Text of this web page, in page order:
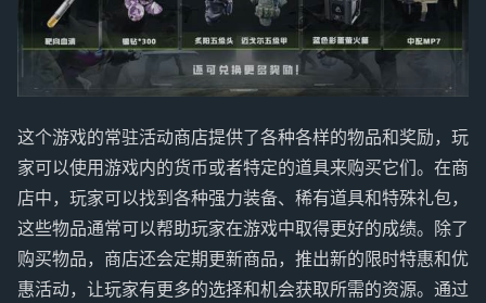
这个游戏的常驻活动商店提供了各种各样的物品和奖励，玩
家可以使用游戏内的货币或者特定的道具来购买它们。在商
店中，玩家可以找到各种强力装备、稀有道具和特殊礼包，
这些物品通常可以帮助玩家在游戏中取得更好的成绩。除了
购买物品，商店还会定期更新商品，推出新的限时特惠和优
惠活动，让玩家有更多的选择和机会获取所需的资源。通过